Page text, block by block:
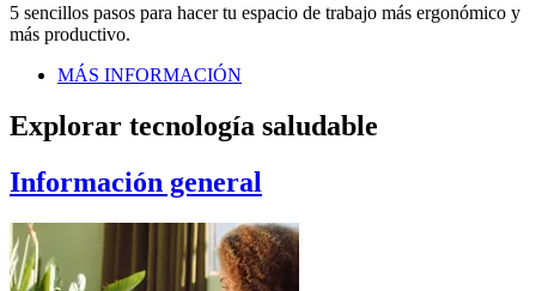
5 sencillos pasos para hacer tu espacio de trabajo más ergonómico y
más productivo.
MÁS INFORMACIÓN
Explorar tecnología saludable
Información general